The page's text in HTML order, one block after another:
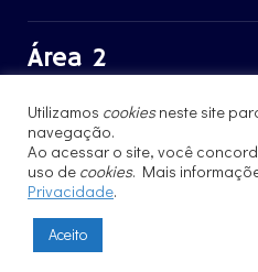
Área 2
Jardim Santa Angelina - CEP 13563-120
São Carlos - São Paulo - Brasil
Telefone: (16) 3373-8068 (Portaria prédio
(16) 3364-8070 (Portaria prédio
Utilizamos cookiesneste site
navegação.
Ao acessar o site, você
uso de cookies. Mais
Privacidade.
Aceito